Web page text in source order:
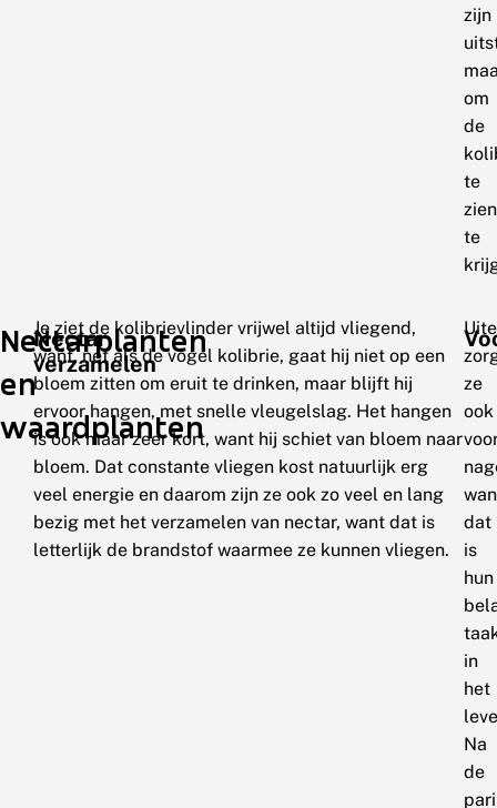
zijn
om
de
te
zien
te
Nectarplanten
en
waardplanten
Nectar
verzamelen
Je ziet de kolibrievlinder vrijwel altijd vliegend,
want, net als de vogel kolibrie, gaat hij niet op een
bloem zitten om eruit te drinken, maar blijft hij
ervoor hangen, met snelle vleugelslag. Het hangen
is ook maar zeer kort, want hij schiet van bloem naar
bloem. Dat constante vliegen kost natuurlijk erg
veel energie en daarom zijn ze ook zo veel en lang
bezig met het verzamelen van nectar, want dat is
letterlijk de brandstof waarmee ze kunnen vliegen.
ze
ook
dat
is
hun
in
het
Na
de